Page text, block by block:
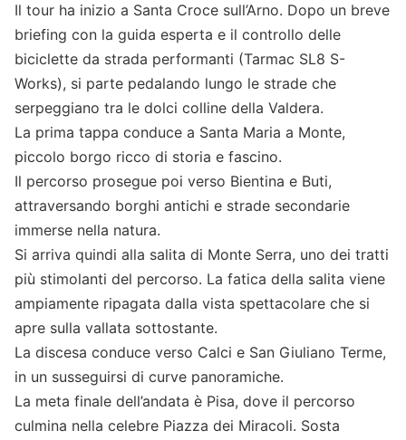
Il tour ha inizio a Santa Croce sull’Arno. Dopo un breve
briefing con la guida esperta e il controllo delle
biciclette da strada performanti (Tarmac SL8 S-
Works), si parte pedalando lungo le strade che
serpeggiano tra le dolci colline della Valdera.
La prima tappa conduce a Santa Maria a Monte,
piccolo borgo ricco di storia e fascino.
Il percorso prosegue poi verso Bientina e Buti,
attraversando borghi antichi e strade secondarie
immerse nella natura.
Si arriva quindi alla salita di Monte Serra, uno dei tratti
più stimolanti del percorso. La fatica della salita viene
ampiamente ripagata dalla vista spettacolare che si
apre sulla vallata sottostante.
La discesa conduce verso Calci e San Giuliano Terme,
in un susseguirsi di curve panoramiche.
La meta finale dell’andata è Pisa, dove il percorso
culmina nella celebre Piazza dei Miracoli. Sosta